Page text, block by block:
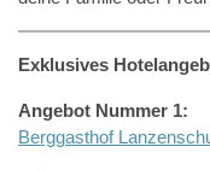
Exklusives
Angebot Nummer 1:
Berggasthof